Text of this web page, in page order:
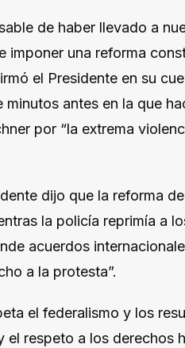
de haber llevado a
imponer una reforma
el Presidente en su
antes en la que
por “la extrema
dijo que la reforma
la policía reprimía a
acuerdos
a la protesta”.
el federalismo y los
el respeto a los derechos